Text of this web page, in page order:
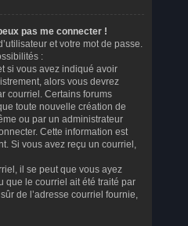
pas me connecter !
et votre mot de passe.
:
si vous avez indiqué avoir
alors vous devrez
courriel. Certains forums
toute nouvelle création de
ou par un administrateur
Cette information est
Si vous avez reçu un courriel,
il se peut que vous ayez
que le courriel ait été traité par
de l’adresse courriel fournie,